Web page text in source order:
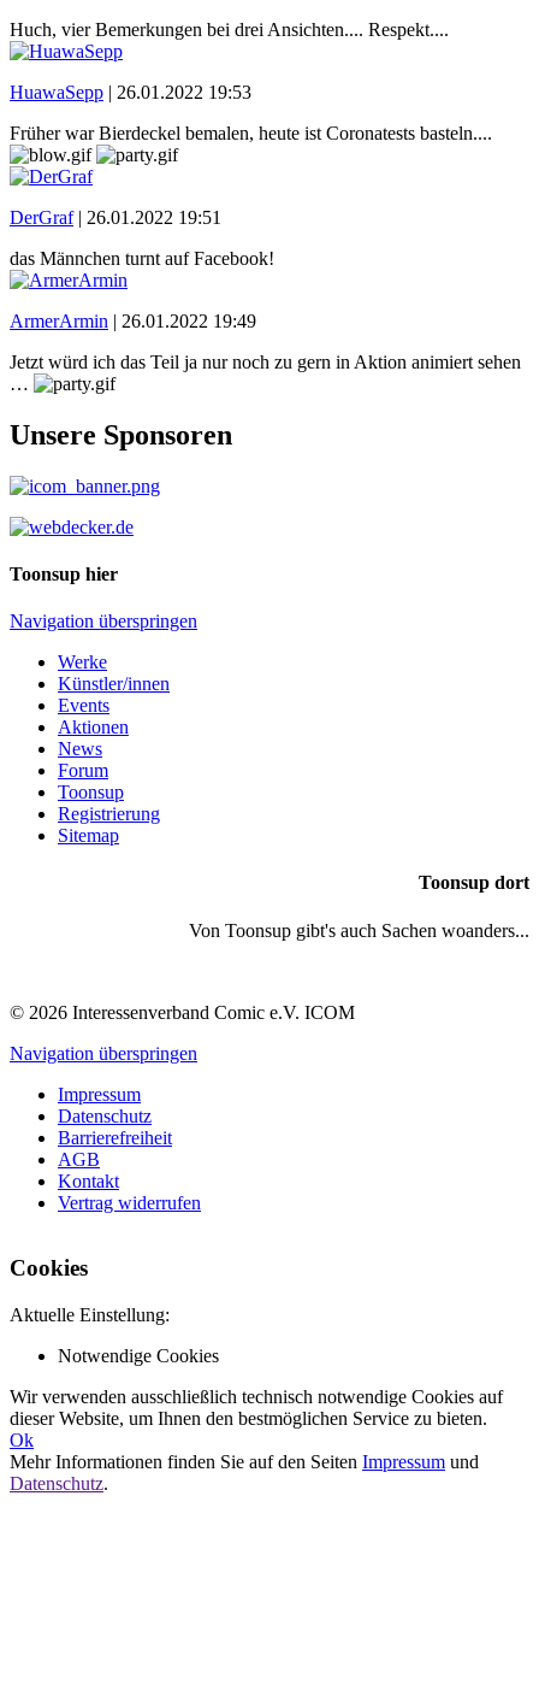
Huch, vier Bemerkungen bei drei Ansichten.... Respekt....
HuawaSepp | 26.01.2022 19:53
Früher war Bierdeckel bemalen, heute ist Coronatests basteln....
DerGraf| 26.01.2022 19:51
das Männchen turnt auf Facebook!
ArmerArmin | 26.01.2022 19:49
Jetzt würd ich das Teil ja nur noch zu gern in Aktion animiert sehen
…
Unsere Sponsoren
Toonsup hier
Navigation überspringen
Werke
Künstler/innen
Events
Aktionen
News
Forum
Toonsup
Registrierung
Sitemap
Toonsup dort
Von Toonsup gibt's auch Sachen woanders...
© 2026 Interessenverband Comic e.V. ICOM
Navigation überspringen
Impressum
Datenschutz
Barrierefreiheit
AGB
Kontakt
Vertrag widerrufen
Cookies
Aktuelle Einstellung:
Notwendige Cookies
Wir verwenden ausschließlich technisch notwendige Cookies auf
dieser Website, um Ihnen den bestmöglichen Service zu bieten.
Ok
Mehr Informationen finden Sie auf den Seiten Impressum und
Datenschutz.